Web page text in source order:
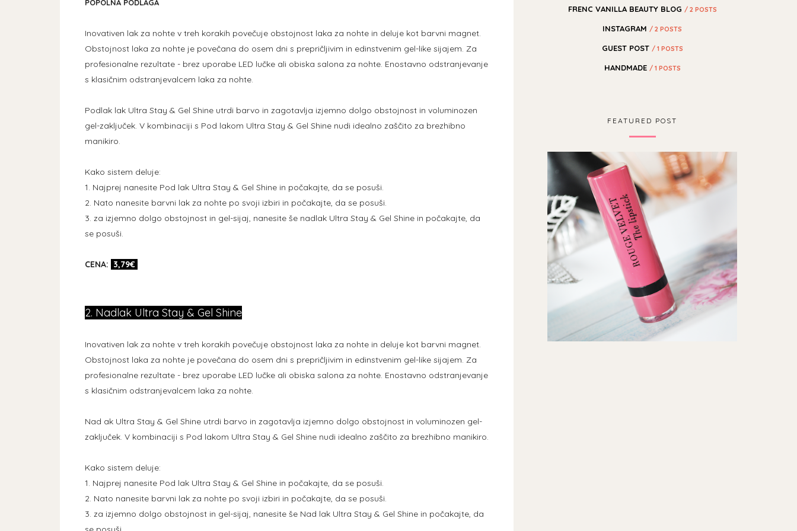
POPOLNA PODLAGA
Inovativen lak za nohte v treh korakih povečuje obstojnost laka za nohte in deluje kot barvni magnet.
Obstojnost laka za nohte je povečana do osem dni s prepričljivim in edinstvenim gel-like sijajem. Za
profesionalne rezultate - brez uporabe LED lučke ali obiska salona za nohte. Enostavno odstranjevanje
s klasičnim odstranjevalcem laka za nohte.
Podlak lak Ultra Stay & Gel Shine utrdi barvo in zagotavlja izjemno dolgo obstojnost in voluminozen
gel-zaključek. V kombinaciji s Pod lakom Ultra Stay & Gel Shine nudi idealno zaščito za brezhibno
manikiro.
Kako sistem deluje:
1. Najprej nanesite Pod lak Ultra Stay & Gel Shine in počakajte, da se posuši.
2. Nato nanesite barvni lak za nohte po svoji izbiri in počakajte, da se posuši.
3. za izjemno dolgo obstojnost in gel-sijaj, nanesite še nadlak Ultra Stay & Gel Shine in počakajte, da
se posuši.
CENA: 3,79€
2. Nadlak Ultra Stay & Gel Shine
Inovativen lak za nohte v treh korakih povečuje obstojnost laka za nohte in deluje kot barvni magnet.
Obstojnost laka za nohte je povečana do osem dni s prepričljivim in edinstvenim gel-like sijajem. Za
profesionalne rezultate - brez uporabe LED lučke ali obiska salona za nohte. Enostavno odstranjevanje
s klasičnim odstranjevalcem laka za nohte.
Nad ak Ultra Stay & Gel Shine utrdi barvo in zagotavlja izjemno dolgo obstojnost in voluminozen gel-
zaključek. V kombinaciji s Pod lakom Ultra Stay & Gel Shine nudi idealno zaščito za brezhibno manikiro.
Kako sistem deluje:
1. Najprej nanesite Pod lak Ultra Stay & Gel Shine in počakajte, da se posuši.
2. Nato nanesite barvni lak za nohte po svoji izbiri in počakajte, da se posuši.
3. za izjemno dolgo obstojnost in gel-sijaj, nanesite še Nad lak Ultra Stay & Gel Shine in počakajte, da
FRENC VANILLA BEAUTY BLOG / 2 POSTS
INSTAGRAM / 2 POSTS
GUEST POST / 1 POSTS
HANDMADE / 1 POSTS
FEATURED POST